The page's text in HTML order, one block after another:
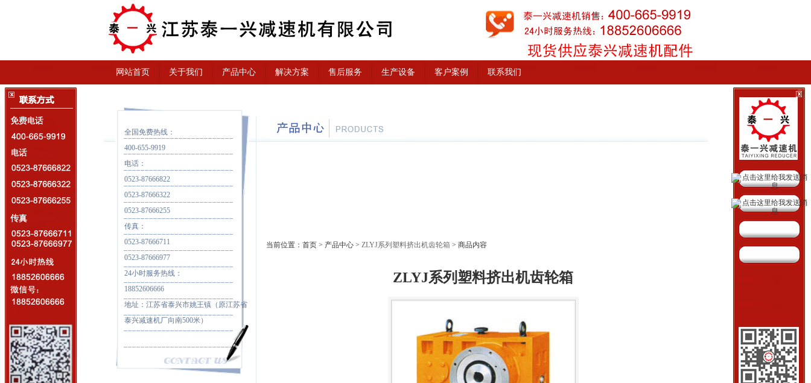
网站首页 关于我们 产品中心 解决方案 售后服务 生产设备 客户案例 联系我们
全国免费热线：
400-655-9919
电话：
0523-87666822
0523-87666322
0523-87666255
传真：
0523-87666711
0523-87666977
24小时服务热线：
18852606666
地址：江苏省泰兴市姚王镇（原江苏省
泰兴减速机厂向南500米）
当前位置： 首页 > 产品中心 > ZLYJ系列塑料挤出机齿轮箱 > 商品内容
ZLYJ系列塑料挤出机齿轮箱